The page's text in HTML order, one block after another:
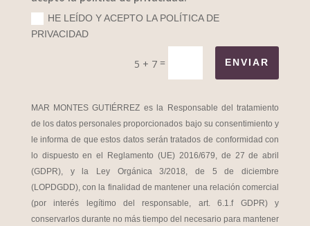
HE LEÍDO Y ACEPTO LA POLÍTICA DE
PRIVACIDAD
5 + 7 = ENVIAR
MAR MONTES GUTIÉRREZ es la Responsable del tratamiento
de los datos personales proporcionados bajo su consentimiento y
le informa de que estos datos serán tratados de conformidad con
lo dispuesto en el Reglamento (UE) 2016/679, de 27 de abril
(GDPR), y la Ley Orgánica 3/2018, de 5 de diciembre
(LOPDGDD), con la finalidad de mantener una relación comercial
(por interés legítimo del responsable, art. 6.1.f GDPR) y
conservarlos durante no más tiempo del necesario para mantener